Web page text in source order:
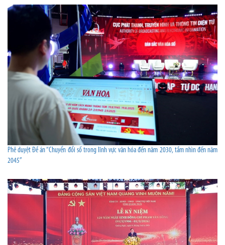
Phê duyệt Đề án “Chuyển đổi số trong lĩnh vực văn hóa đến năm 2030, tầm nhìn đến năm
2045”